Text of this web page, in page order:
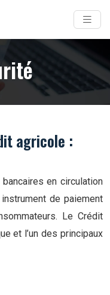
agricole :
en circulation
de paiement
Le Crédit
et l’un des principaux